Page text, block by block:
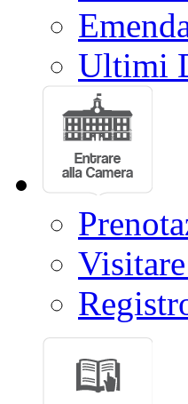
Ultimi